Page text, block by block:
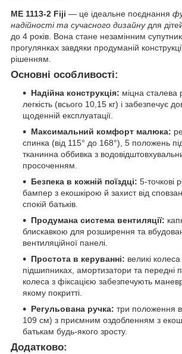
ME 1113-2 Fiji — це ідеальне поєднання
надійності та сучасного дизайнудля
до 4 років. Вона стане незамінним
прогулянках завдяки продуманій
рішенням.
Основні особливості:
Надійна конструкція: міцна сталева
легкість (всього 10,15 кг) і забезпечує
щоденній експлуатації.
Максимальний комфорт малюка:
спинка (від 115° до 168°), 5 положень
тканинна оббивка з
просоченням.
Безпека в кожній поїздці: 5-точкові
бампер з екошкірою й захист від
спокій батьків.
Продумана система вентиляції:
блискавкою для розширення та
вентиляційної панелі.
Простота в керуванні: великі
підшипниках, амортизатори та передні
колеса з фіксацією забезпечують
якому покритті.
Регульована ручка: три положення
109 см) з приємним оздобленням з
батькам будь-якого зросту.
Додатково: